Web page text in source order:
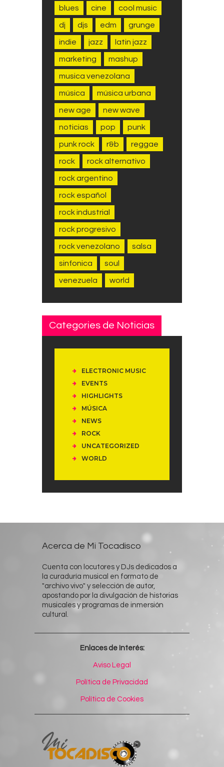
blues cine cool music
dj djs edm grunge
indie jazz latin jazz
marketing mashup
musica venezolana
música música urbana
new age new wave
noticias pop punk
punk rock r&b reggae
rock rock alternativo
rock argentino
rock español
rock industrial
rock progresivo
rock venezolano salsa
sinfonica soul
venezuela world
Categories de Noticias
ELECTRONIC MUSIC
EVENTS
HIGHLIGHTS
MÚSICA
NEWS
ROCK
UNCATEGORIZED
WORLD
Acerca de Mi Tocadisco
Cuenta con locutores y DJs dedicados a
la curaduría musical en formato de
"archivo vivo" y selección de autor,
apostando por la divulgación de historias
musicales y programas de inmersión
cultural.
Enlaces de Interés:
Aviso Legal
Política de Privacidad
Política de Cookies